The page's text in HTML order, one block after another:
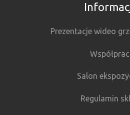
Prezentacje wideo
Salon
Regulamin